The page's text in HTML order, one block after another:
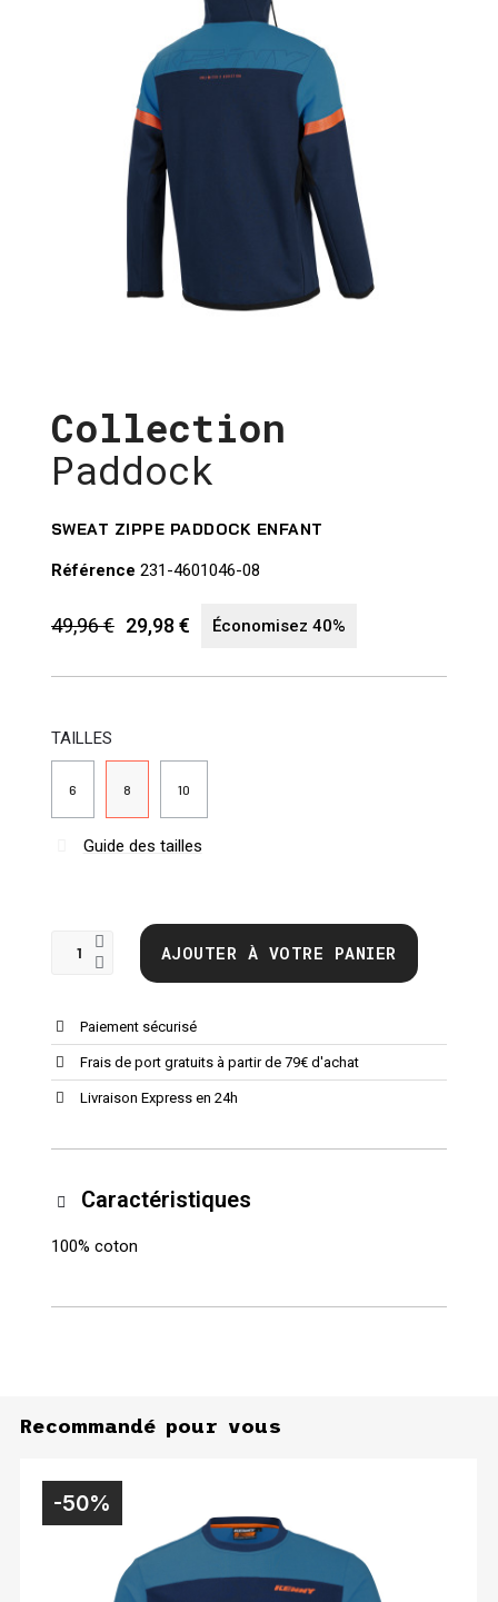
Collection
Paddock
SWEAT ZIPPE PADDOCK ENFANT
Référence 231-4601046-08
49,96 € 29,98 € Économisez 40%
TAILLES
6 8 10
Guide des tailles
AJOUTER À VOTRE PANIER
Paiement sécurisé
Frais de port gratuits à partir de 79€ d'achat
Livraison Express en 24h
Caractéristiques
100% coton
Recommandé pour vous
-50%